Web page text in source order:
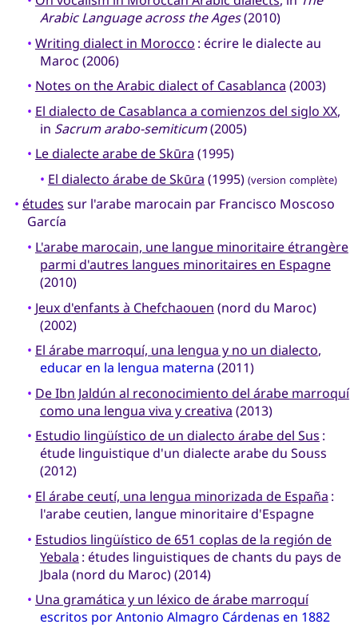
Arabic Language across the Ages(2010)
• Writing dialect in Morocco : écrire le dialecte au
Maroc (2006)
• Notes on the Arabic dialect of Casablanca (2003)
• El dialecto de Casablanca a comienzos del siglo XX,
in Sacrum arabo-semiticum(2005)
• Le dialecte arabe de Skūra (1995)
• El dialecto árabe de Skūra (1995) (version complète)
• études sur l'arabe marocain par Francisco Moscoso
García
• L'arabe marocain, une langue minoritaire étrangère
parmi d'autres langues minoritaires en Espagne
(2010)
• Jeux d'enfants à Chefchaouen (nord du Maroc)
(2002)
• El árabe marroquí, una lengua y no un dialecto,
educar en la lengua materna (2011)
• De Ibn Jaldún al reconocimiento del árabe marroquí
como una lengua viva y creativa (2013)
• Estudio lingüístico de un dialecto árabe del Sus :
étude linguistique d'un dialecte arabe du Souss
(2012)
• El árabe ceutí, una lengua minorizada de España :
l'arabe ceutien, langue minoritaire d'Espagne
• Estudios lingüístico de 651 coplas de la región de
Yebala : études linguistiques de chants du pays de
Jbala (nord du Maroc) (2014)
• Una gramática y un léxico de árabe marroquí
escritos por Antonio Almagro Cárdenas en 1882